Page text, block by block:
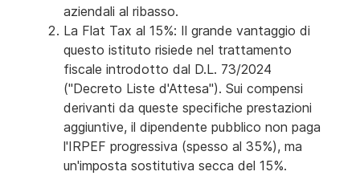
aziendali al ribasso.
La Flat Tax al 15%: Il grande vantaggio di
questo istituto risiede nel trattamento
fiscale introdotto dal D.L. 73/2024
("Decreto Liste d'Attesa"). Sui compensi
derivanti da queste specifiche prestazioni
aggiuntive, il dipendente pubblico non paga
l'IRPEF progressiva (spesso al 35%), ma
un'imposta sostitutiva secca del 15%.